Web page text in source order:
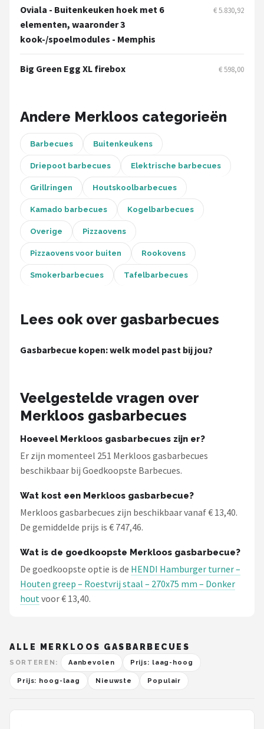
Oviala - Buitenkeuken hoek met 6
elementen, waaronder 3
kook-/spoelmodules - Memphis
€ 5.830,92
Big Green Egg XL firebox € 598,00
Andere Merkloos categorieën
Barbecues Buitenkeukens
Driepoot barbecues Elektrische barbecues
Grillringen Houtskoolbarbecues
Kamado barbecues Kogelbarbecues
Overige Pizzaovens
Pizzaovens voor buiten Rookovens
Smokerbarbecues Tafelbarbecues
Lees ook over gasbarbecues
Gasbarbecue kopen: welk model past bij jou?
Veelgestelde vragen over
Merkloos gasbarbecues
Hoeveel Merkloos gasbarbecues zijn er?
Er zijn momenteel 251 Merkloos gasbarbecues
beschikbaar bij Goedkoopste Barbecues.
Wat kost een Merkloos gasbarbecue?
Merkloos gasbarbecues zijn beschikbaar vanaf € 13,40.
De gemiddelde prijs is € 747,46.
Wat is de goedkoopste Merkloos gasbarbecue?
De goedkoopste optie is de HENDI Hamburger turner –
Houten greep – Roestvrij staal – 270x75 mm – Donker
houtvoor € 13,40.
ALLE MERKLOOS GASBARBECUES
SORTEREN: Aanbevolen Prijs: laag-hoog
Prijs: hoog-laag Nieuwste Populair